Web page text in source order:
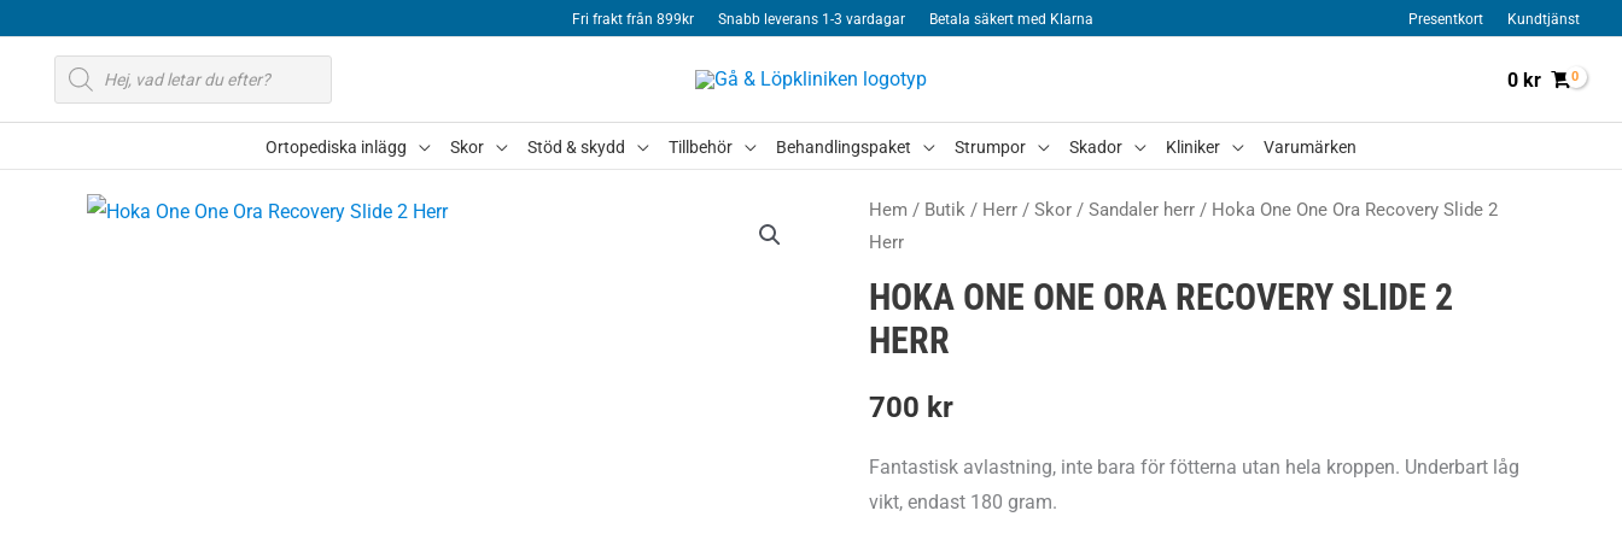
Fri frakt från 899kr Snabb leverans 1-3 vardagar Betala säkert med Klarna Presentkort Kundtjänst
Produktsökning
0 kr
Ortopediska inlägg Skor Stöd & skydd Tillbehör Behandlingspaket Strumpor Skador Kliniker Varumärken
Hem / Butik / Herr / Skor / Sandaler herr / Hoka One One Ora Recovery Slide 2
Herr
HOKA ONE ONE ORA RECOVERY SLIDE 2
HERR
700 kr
Fantastisk avlastning, inte bara för fötterna utan hela kroppen. Underbart låg
vikt, endast 180 gram.